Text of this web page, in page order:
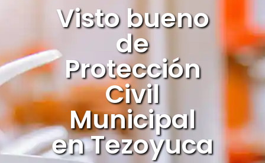
Visto bueno
de
Protección
Civil
Municipal
en Tezoyuca